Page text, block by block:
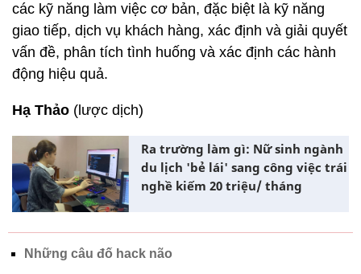
các kỹ năng làm việc cơ bản, đặc biệt là kỹ năng
giao tiếp, dịch vụ khách hàng, xác định và giải quyết
vấn đề, phân tích tình huống và xác định các hành
động hiệu quả.
Hạ Thảo (lược dịch)
Ra trường làm gì: Nữ sinh ngành
du lịch 'bẻ lái' sang công việc trái
nghề kiếm 20 triệu/ tháng
Những câu đố hack não